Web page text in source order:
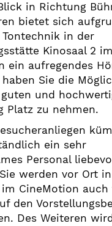
in Richtung
bietet sich
in der
Kinosaal 2 im
ein aufregendes
Sie die
und
Platz zu nehmen.
ein sehr
Personal
werden vor Ort
im CineMotion auch
den
Des Weiteren wird